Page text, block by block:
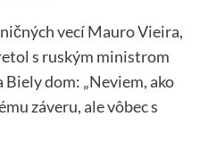
vecí Mauro Vieira,
s ruským ministrom
dom: „Neviem, ako
záveru, ale vôbec s